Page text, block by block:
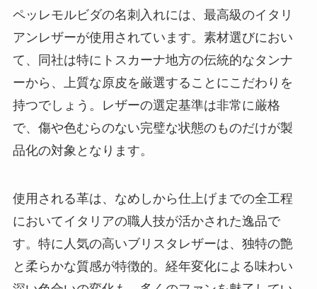
ペッレモルビダの名刺入れには、最高級のイタリ
アンレザーが使用されています。素材選びにおい
て、同社は特にトスカーナ地方の伝統的なタンナ
ーから、上質な原皮を厳選することにこだわりを
持つでしょう。レザーの選定基準は非常に厳格
で、傷や色むらのない完璧な状態のものだけが製
品化の対象となります。
使用される革は、なめしから仕上げまでの全工程
においてイタリアの職人技が活かされた逸品で
す。特に人気の高いブリスタレザーは、独特の艶
と柔らかな質感が特徴的。経年変化による味わい